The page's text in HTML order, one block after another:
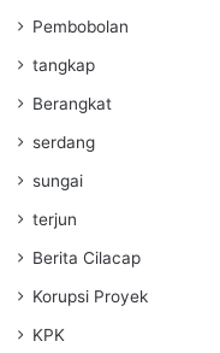
Pembobolan
tangkap
Berangkat
serdang
sungai
terjun
Berita Cilacap
Korupsi Proyek
KPK